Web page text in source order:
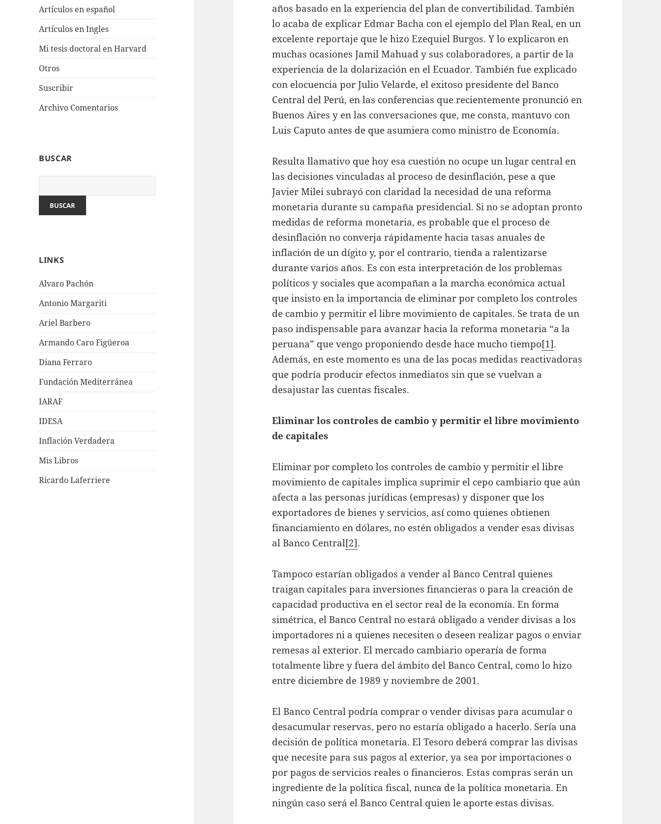
Artículos en español
Artículos en Ingles
Mi tesis doctoral en Harvard
Otros
Suscribir
Archivo Comentarios
BUSCAR
LINKS
Alvaro Pachón
Antonio Margariti
Ariel Barbero
Armando Caro Figüeroa
Diana Ferraro
Fundación Mediterránea
IARAF
IDESA
Inflación Verdadera
Mis Libros
Ricardo Laferriere
años basado en la experiencia del plan de convertibilidad. También
lo acaba de explicar Edmar Bacha con el ejemplo del Plan Real, en un
excelente reportaje que le hizo Ezequiel Burgos. Y lo explicaron en
muchas ocasiones Jamil Mahuad y sus colaboradores, a partir de la
experiencia de la dolarización en el Ecuador. También fue explicado
con elocuencia por Julio Velarde, el exitoso presidente del Banco
Central del Perú, en las conferencias que recientemente pronunció en
Buenos Aires y en las conversaciones que, me consta, mantuvo con
Luis Caputo antes de que asumiera como ministro de Economía.
Resulta llamativo que hoy esa cuestión no ocupe un lugar central en
las decisiones vinculadas al proceso de desinflación, pese a que
Javier Milei subrayó con claridad la necesidad de una reforma
monetaria durante su campaña presidencial. Si no se adoptan pronto
medidas de reforma monetaria, es probable que el proceso de
desinflación no converja rápidamente hacia tasas anuales de
inflación de un dígito y, por el contrario, tienda a ralentizarse
durante varios años. Es con esta interpretación de los problemas
políticos y sociales que acompañan a la marcha económica actual
que insisto en la importancia de eliminar por completo los controles
de cambio y permitir el libre movimiento de capitales. Se trata de un
paso indispensable para avanzar hacia la reforma monetaria “a la
peruana” que vengo proponiendo desde hace mucho tiempo[1].
Además, en este momento es una de las pocas medidas reactivadoras
que podría producir efectos inmediatos sin que se vuelvan a
desajustar las cuentas fiscales.
Eliminar los controles de cambio y permitir el libre movimiento
de capitales
Eliminar por completo los controles de cambio y permitir el libre
movimiento de capitales implica suprimir el cepo cambiario que aún
afecta a las personas jurídicas (empresas) y disponer que los
exportadores de bienes y servicios, así como quienes obtienen
financiamiento en dólares, no estén obligados a vender esas divisas
al Banco Central[2].
Tampoco estarían obligados a vender al Banco Central quienes
traigan capitales para inversiones financieras o para la creación de
capacidad productiva en el sector real de la economía. En forma
simétrica, el Banco Central no estará obligado a vender divisas a los
importadores ni a quienes necesiten o deseen realizar pagos o enviar
remesas al exterior. El mercado cambiario operaría de forma
totalmente libre y fuera del ámbito del Banco Central, como lo hizo
entre diciembre de 1989 y noviembre de 2001.
El Banco Central podría comprar o vender divisas para acumular o
desacumular reservas, pero no estaría obligado a hacerlo. Sería una
decisión de política monetaria. El Tesoro deberá comprar las divisas
que necesite para sus pagos al exterior, ya sea por importaciones o
por pagos de servicios reales o financieros. Estas compras serán un
ingrediente de la política fiscal, nunca de la política monetaria. En
ningún caso será el Banco Central quien le aporte estas divisas.